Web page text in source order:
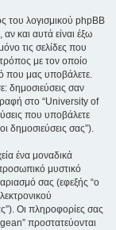
του λογισμικού phpBB
και αυτά είναι έξω
τις σελίδες που
με τον οποίο
που μας υποβάλετε.
δημοσιεύσεις σαν
στο “University of
που υποβάλετε
δημοσιεύσεις σας”).
ένα μοναδικά
μυστικό
σας (εφεξής “ο
Οι πληροφορίες σας
προστατεύονται